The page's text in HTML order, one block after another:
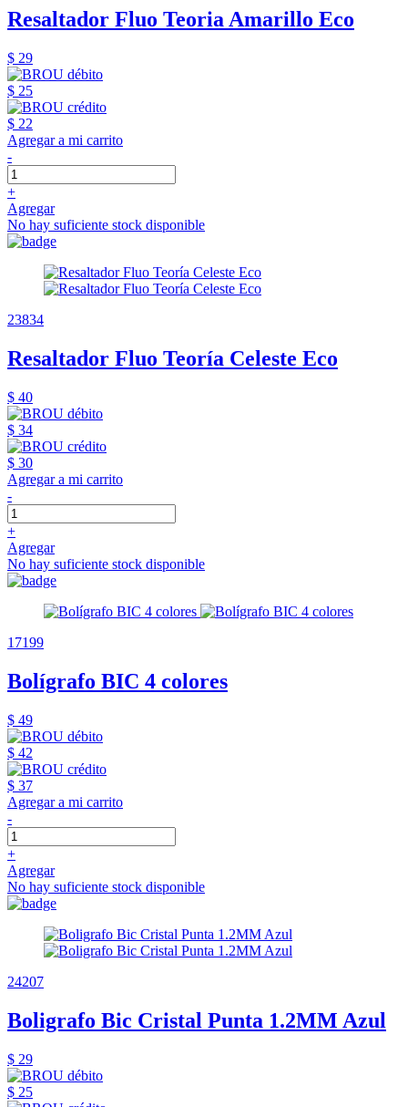
Resaltador Fluo Teoria Amarillo Eco
$ 29
$ 25
$ 22
Agregar a mi carrito
-
+
Agregar
No hay suficiente stock disponible
23834
Resaltador Fluo Teoría Celeste Eco
$ 40
$ 34
$ 30
Agregar a mi carrito
-
+
Agregar
No hay suficiente stock disponible
17199
Bolígrafo BIC 4 colores
$ 49
$ 42
$ 37
Agregar a mi carrito
-
+
Agregar
No hay suficiente stock disponible
24207
Boligrafo Bic Cristal Punta 1.2MM Azul
$ 29
$ 25